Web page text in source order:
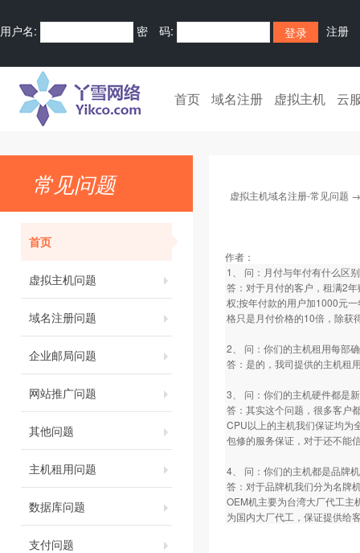
用户名: 密 码: 注册
首页 域名注册 虚拟主机 云
常见问题
首页
虚拟主机问题
域名注册问题
企业邮局问题
网站推广问题
其他问题
主机租用问题
数据库问题
支付问题
虚拟主机域名注册-常见问题
作者：
1、 问：月付与年付有什么区
答：对于月付的客户，租满2
权;按年付款的用户加1000元
格只是月付价格的10倍，除获
2、 问：你们的主机租用每部
答：是的，我司提供的主机租
3、 问：你们的主机硬件都是
答：其实这个问题，很多客户
CPU以上的主机我们保证均为
包修的服务保证，对于还不能
4、 问：你们的主机都是品牌
答：对于品牌机我们分为名牌
OEM机主要为台湾大厂代工主
为国内大厂代工，保证提供给